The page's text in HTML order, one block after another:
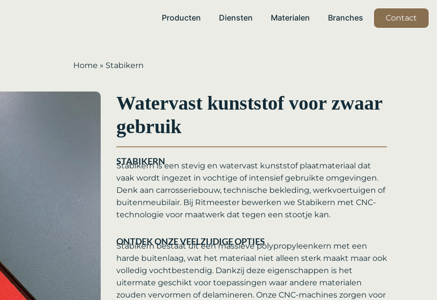
Producten Diensten Materialen Branches Contact
Home » Stabikern
Watervast kunststof voor zwaar
gebruik
STABIKERN
Stabikern is een stevig en watervast kunststof plaatmateriaal dat
vaak wordt ingezet in vochtige of intensief gebruikte omgevingen.
Denk aan carrosseriebouw, technische bekleding, werkvoertuigen of
buitenmeubilair. Bij Ritmeester bewerken we Stabikern met CNC-
technologie voor maatwerk dat tegen een stootje kan.
ONTDEK ONZE VEELZIJDIGE OPTIES
Stabikern bestaat uit een massieve polypropyleenkern met een
harde buitenlaag, wat het materiaal niet alleen sterk maakt maar ook
volledig vochtbestendig. Dankzij deze eigenschappen is het
uitermate geschikt voor toepassingen waar andere materialen
zouden vervormen of delamineren. Onze CNC-machines zorgen voor